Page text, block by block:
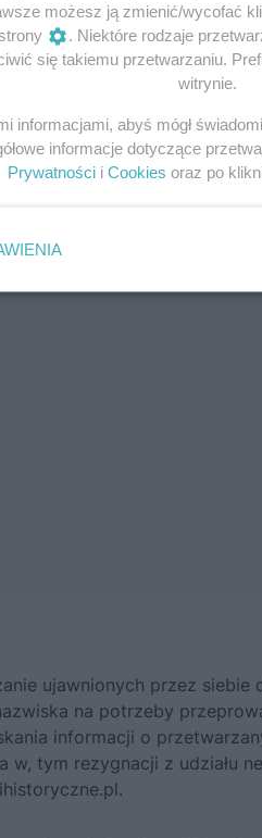
W
są
ujawnionych przez siebie
na potrzeby
informacji o
tym rezygnacji z udziału
możesz ją zmienić/wycofać
. Niektóre rodzaje
się takiemu przetwarzaniu.
witrynie.
informacjami, abyś mógł
informacje dotyczące
Prywatności i Cookies oraz po